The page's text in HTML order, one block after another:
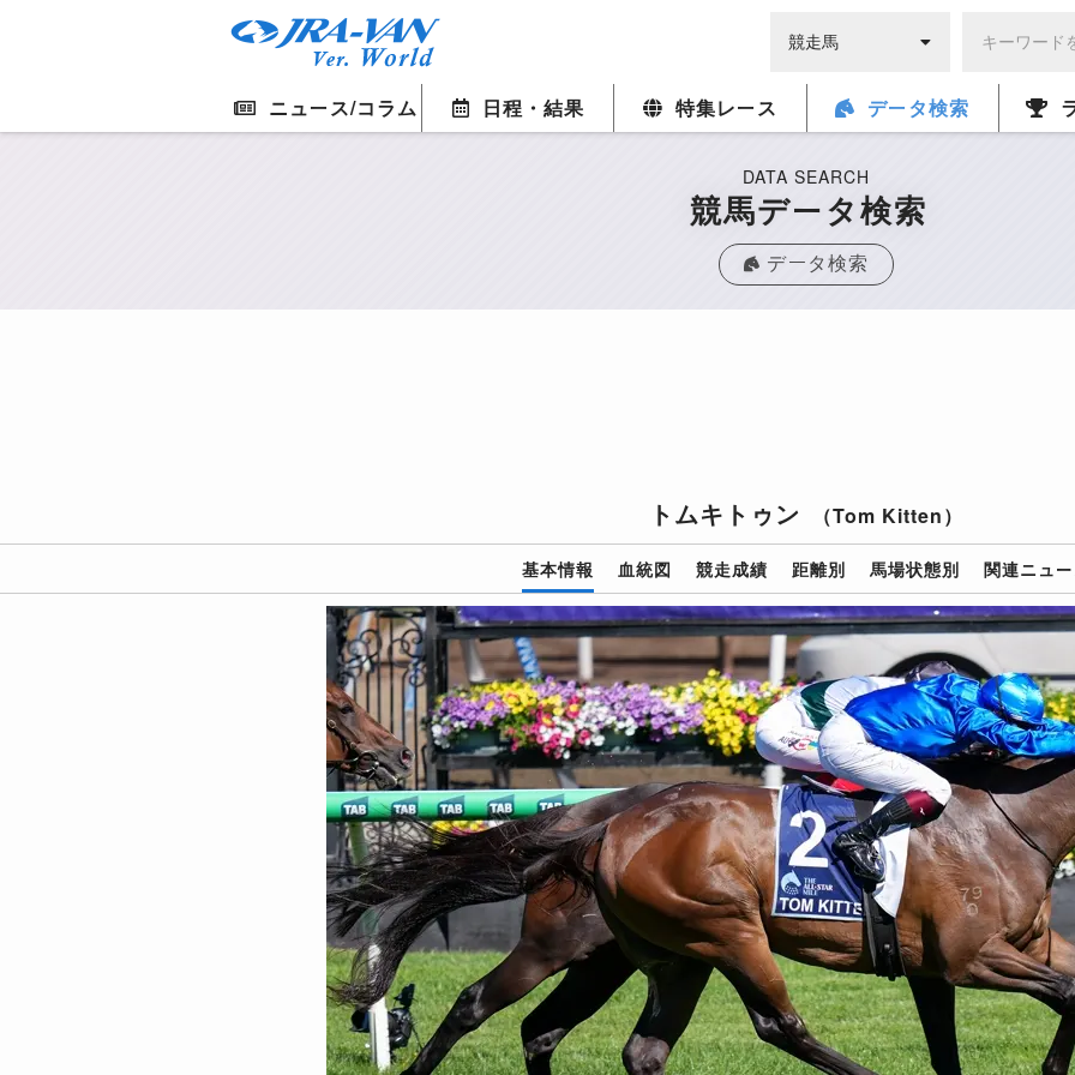
ニュース/コラム 日程・結果 特集レース データ検索
DATA SEARCH
競馬データ検索
データ検索
トムキトゥン （Tom Kitten）
基本情報 血統図 競走成績 距離別 馬場状態別 関連ニュ